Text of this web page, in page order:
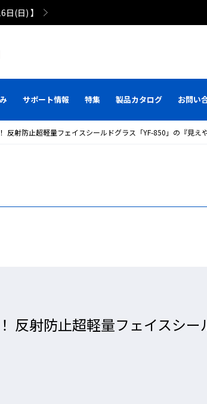
(日) 】
サポート情報 特集 製品カタログ お問い
反射防止超軽量フェイスシールドグラス「YF-850」の『見え
反射防止超軽量フェイスシ